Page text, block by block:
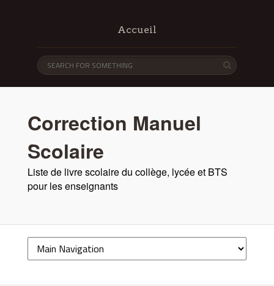
Accueil
Correction Manuel
Scolaire
Liste de livre scolaire du collège, lycée et BTS
pour les enseignants